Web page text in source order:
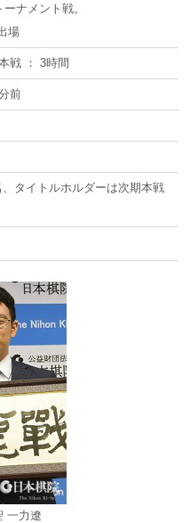
ナメント戦。
場
戦 ： 3時間
前
タイトルホルダーは次期本戦
一力遼